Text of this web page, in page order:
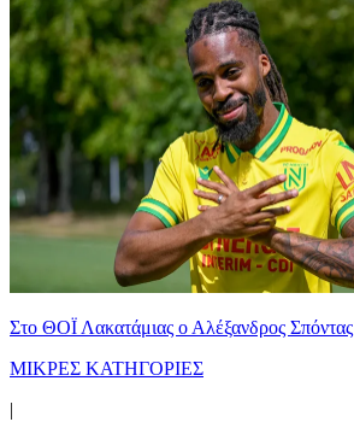
Στο ΘΟΪ Λακατάμιας ο Αλέξανδρος Σπόντας
ΜΙΚΡΕΣ ΚΑΤΗΓΟΡΙΕΣ
|